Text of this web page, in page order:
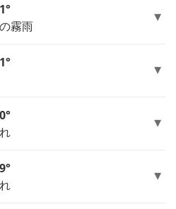
霧雨